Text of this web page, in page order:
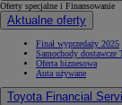
Oferty specjalne i Finansowanie
Aktualne oferty
Finał wyprzedaży 2025
Samochody dostawcze
Oferta biznesowa
Auta używane
Toyota Financial